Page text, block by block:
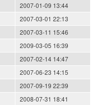
2007-01-09 13:44
2007-03-01 22:13
2007-03-11 15:46
2009-03-05 16:39
2007-02-14 14:47
2007-06-23 14:15
2007-09-19 22:39
2008-07-31 18:41